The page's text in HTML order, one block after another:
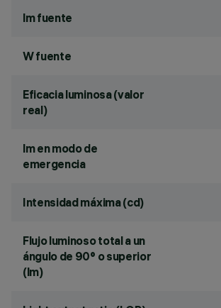
lm fuente
W fuente
Eficacia luminosa (valor
real)
lm en modo de
emergencia
Intensidad máxima (cd)
Flujo luminoso total a un
ángulo de 90° o superior
(lm)